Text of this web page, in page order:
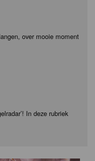
over mooie moment
In deze rubriek